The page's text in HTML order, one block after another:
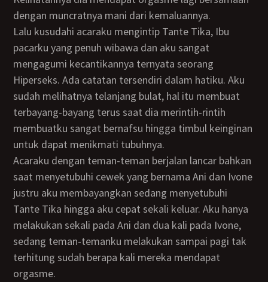
dengan muncratnya mani dari kemaluannya.
Lalu kusudahi acaraku mengintip Tante Tika, Ibu
pacarku yang penuh wibawa dan aku sangat
mengagumi kecantikannya ternyata seorang
Hiperseks. Ada catatan tersendiri dalam hatiku. Aku
sudah melihatnya telanjang bulat, hal itu membuat
terbayang-bayang terus saat dia merintih-rintih
membuatku sangat bernafsu hingga timbul keinginan
untuk dapat menikmati tubuhnya.
Acaraku dengan teman-teman berjalan lancar bahkan
saat menyetubuhi cewek yang bernama Ani dan Ivone
justru aku membayangkan sedang menyetubuhi
Tante Tika hingga aku cepat sekali keluar. Aku hanya
melakukan sekali pada Ani dan dua kali pada Ivone,
sedang teman-temanku melakukan sampai pagi tak
terhitung sudah berapa kali mereka mendapat
orgasme.